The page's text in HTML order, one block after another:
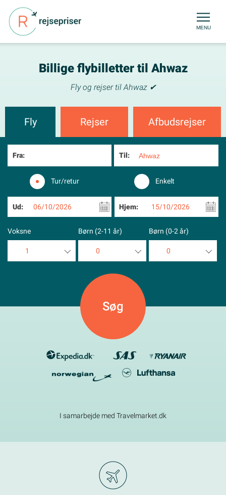
MENU
Billige flybilletter til Ahwaz
Fly og rejser til Ahwaz ✔
Fly Rejser Afbudsrejser
Fra: Til:
Tur/retur Enkelt
Ud: 06/10/2026 Hjem: 15/10/2026
Voksne
1
Børn (2-11 år)
0
5
Børn (0-2 år)
0
I samarbejde med Travelmarket.dk